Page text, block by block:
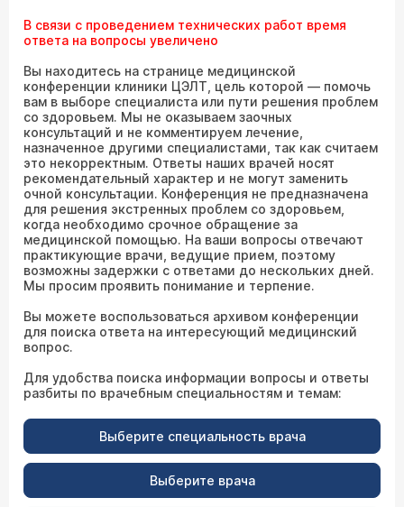
В связи с проведением технических работ время
ответа на вопросы увеличено
Вы находитесь на странице медицинской
конференции клиники ЦЭЛТ, цель которой — помочь
вам в выборе специалиста или пути решения проблем
со здоровьем. Мы не оказываем заочных
консультаций и не комментируем лечение,
назначенное другими специалистами, так как считаем
это некорректным. Ответы наших врачей носят
рекомендательный характер и не могут заменить
очной консультации. Конференция не предназначена
для решения экстренных проблем со здоровьем,
когда необходимо срочное обращение за
медицинской помощью. На ваши вопросы отвечают
практикующие врачи, ведущие прием, поэтому
возможны задержки с ответами до нескольких дней.
Мы просим проявить понимание и терпение.
Вы можете воспользоваться архивом конференции
для поиска ответа на интересующий медицинский
вопрос.
Для удобства поиска информации вопросы и ответы
разбиты по врачебным специальностям и темам:
Выберите специальность врача
Выберите врача